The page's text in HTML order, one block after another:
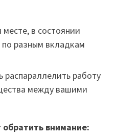
в состоянии
по разным вкладкам
работу
между вашими
внимание: